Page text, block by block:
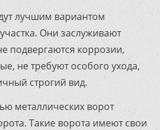
лучшим вариантом
Они заслуживают
подвергаются коррозии,
не требуют особого ухода,
строгий вид.
металлических ворот
Такие ворота имеют свои